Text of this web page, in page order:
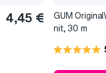
4,45 €
GUM
nit, 30 m